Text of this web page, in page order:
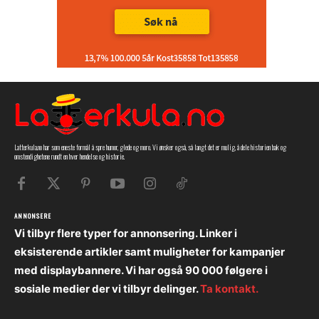
Latterkula.no har som eneste formål å spre humor, glede og moro. Vi ønsker også, så langt det er mulig, å dele historien bak og
omstendighetene rundt en hver hendelse og historie.
ANNONSERE
Vi tilbyr flere typer for annonsering. Linker i
eksisterende artikler samt muligheter for kampanjer
med displaybannere. Vi har også 90 000 følgere i
sosiale medier der vi tilbyr delinger.Ta kontakt.